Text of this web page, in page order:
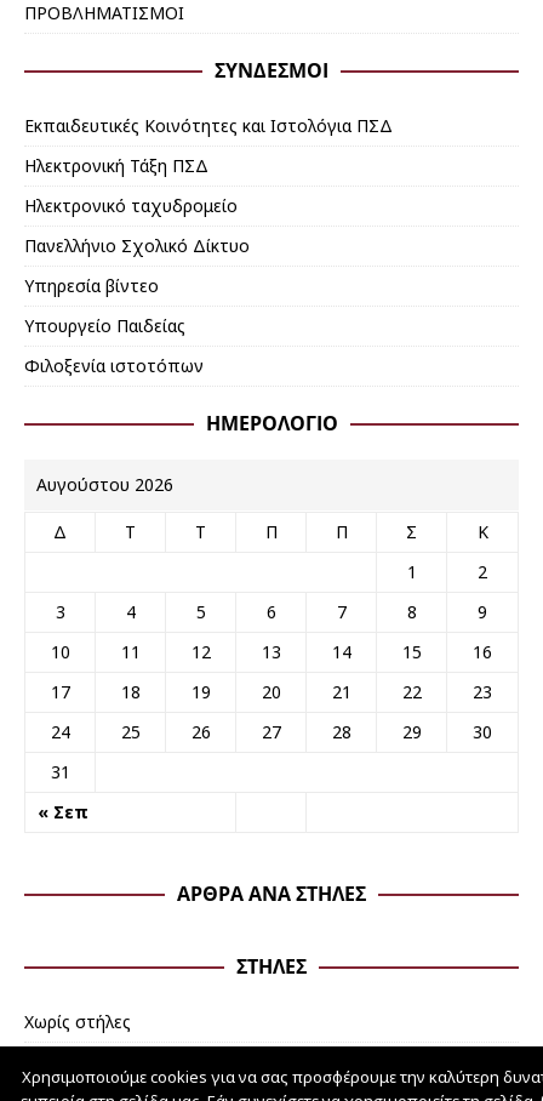
ΠΡΟΒΛΗΜΑΤΙΣΜΟΙ
ΣΎΝΔΕΣΜΟΙ
Εκπαιδευτικές Κοινότητες και Ιστολόγια ΠΣΔ
Ηλεκτρονική Τάξη ΠΣΔ
Ηλεκτρονικό ταχυδρομείο
Πανελλήνιο Σχολικό Δίκτυο
Υπηρεσία βίντεο
Υπουργείο Παιδείας
Φιλοξενία ιστοτόπων
ΗΜΕΡΟΛΟΓΙΟ
Αυγούστου 2026
Δ Τ Τ Π Π Σ Κ
« Σεπ
1
2
3
4 5 6 7 8
9
10
11 12 13 14 15
16
17
18 19 20 21 22
23
24
25 26 27 28 29
30
31
ΆΡΘΡΑ ΑΝΆ ΣΤΉΛΕΣ
ΣΤΉΛΕΣ
Χωρίς στήλες
Χρησιμοποιούμε cookies για να σας προσφέρουμε την καλύτερη